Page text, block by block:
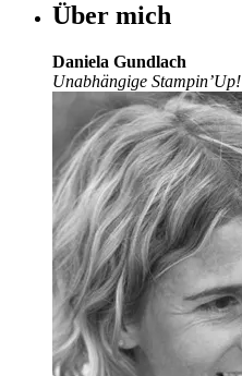
Über mich
Daniela Gundlach
Unabhängige Stampin’Up!